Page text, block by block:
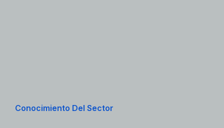
Conocimiento Del Sector